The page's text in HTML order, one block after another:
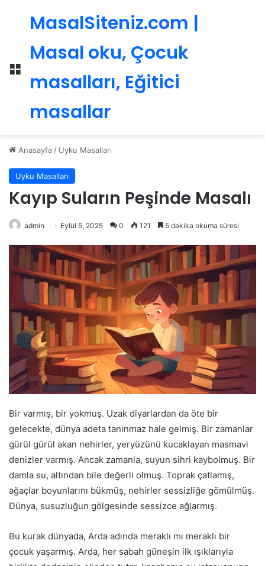
Menü
MasalSiteniz.com |
Masal oku, Çocuk
masalları, Eğitici
masallar
Anasayfa / Uyku Masalları
Uyku Masalları
Kayıp Suların Peşinde Masalı
admin Eylül 5, 2025 0 121 5 dakika okuma süresi
Bir varmış, bir yokmuş. Uzak diyarlardan da öte bir
gelecekte, dünya adeta tanınmaz hale gelmiş. Bir zamanlar
gürül gürül akan nehirler, yeryüzünü kucaklayan masmavi
denizler varmış. Ancak zamanla, suyun sihri kaybolmuş. Bir
damla su, altından bile değerli olmuş. Toprak çatlamış,
ağaçlar boyunlarını bükmüş, nehirler sessizliğe gömülmüş.
Dünya, susuzluğun gölgesinde sessizce ağlarmış.
Bu kurak dünyada, Arda adında meraklı mı meraklı bir
çocuk yaşarmış. Arda, her sabah güneşin ilk ışıklarıyla